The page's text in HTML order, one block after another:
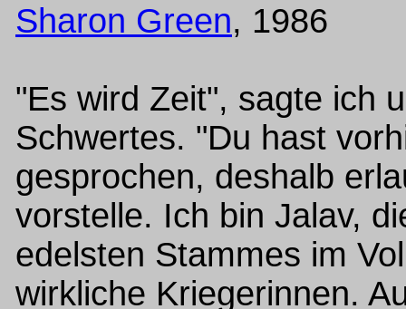
Sharon Green, 1986
"Es wird Zeit", sagte ich
Schwertes. "Du hast
gesprochen, deshalb
vorstelle. Ich bin Jalav,
edelsten Stammes im
wirkliche Kriegerinnen.